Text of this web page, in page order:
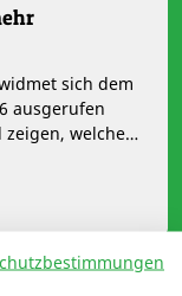
sich dem
ausgerufen
welche